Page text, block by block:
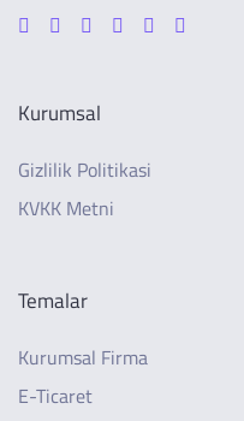
Kurumsal
Gizlilik Politikasi
KVKK Metni
Temalar
Kurumsal Firma
E-Ticaret